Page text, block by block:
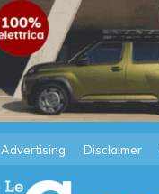
Advertising Disclaimer